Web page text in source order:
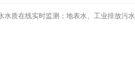
质在线实时监测；地表水、工业排放污